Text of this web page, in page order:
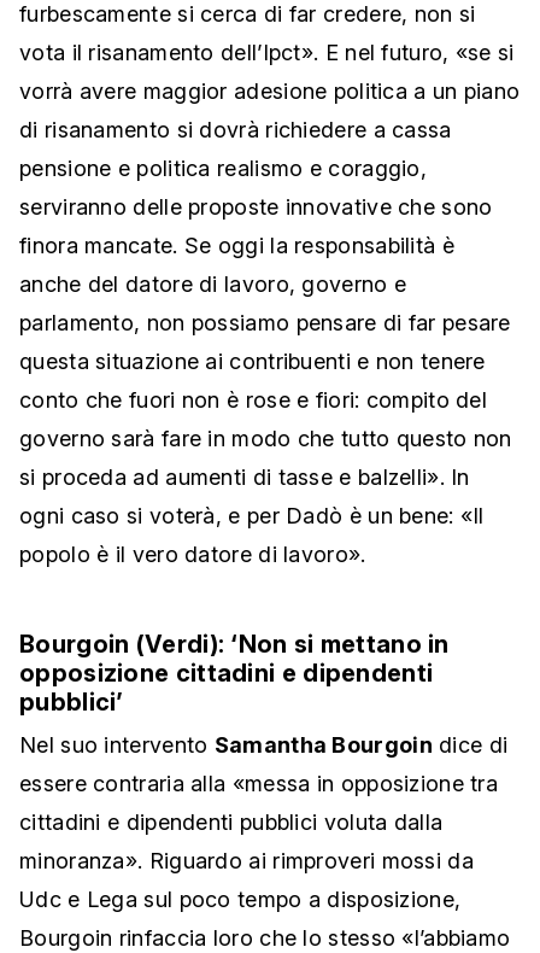
furbescamente si cerca di far credere, non si
vota il risanamento dell’Ipct». E nel futuro, «se si
vorrà avere maggior adesione politica a un piano
di risanamento si dovrà richiedere a cassa
pensione e politica realismo e coraggio,
serviranno delle proposte innovative che sono
finora mancate. Se oggi la responsabilità è
anche del datore di lavoro, governo e
parlamento, non possiamo pensare di far pesare
questa situazione ai contribuenti e non tenere
conto che fuori non è rose e fiori: compito del
governo sarà fare in modo che tutto questo non
si proceda ad aumenti di tasse e balzelli». In
ogni caso si voterà, e per Dadò è un bene: «Il
popolo è il vero datore di lavoro».
Bourgoin (Verdi): ‘Non si mettano in
opposizione cittadini e dipendenti
pubblici’
Nel suo intervento Samantha Bourgoin dice di
essere contraria alla «messa in opposizione tra
cittadini e dipendenti pubblici voluta dalla
minoranza». Riguardo ai rimproveri mossi da
Udc e Lega sul poco tempo a disposizione,
Bourgoin rinfaccia loro che lo stesso «l’abbiamo